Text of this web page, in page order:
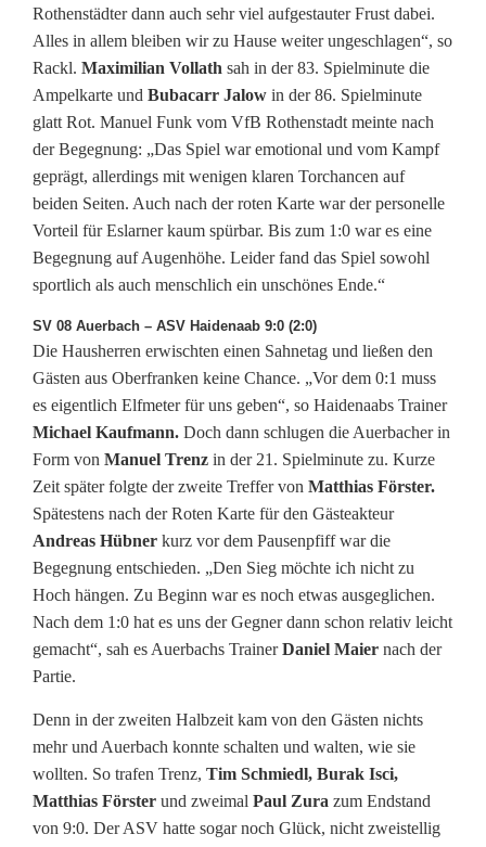
r
v
o
r
g
r
o
ß
e
r
K
u
l
i
s
s
e
e
n
d
Rothenstädter dann auch sehr viel aufgestauter Frust dabei.
Alles in allem bleiben wir zu Hause weiter ungeschlagen“, so
Rackl. Maximilian Vollath sah in der 83. Spielminute die
Ampelkarte und Bubacarr Jalow in der 86. Spielminute
glatt Rot. Manuel Funk vom VfB Rothenstadt meinte nach
der Begegnung: „Das Spiel war emotional und vom Kampf
geprägt, allerdings mit wenigen klaren Torchancen auf
beiden Seiten. Auch nach der roten Karte war der personelle
Vorteil für Eslarner kaum spürbar. Bis zum 1:0 war es eine
Begegnung auf Augenhöhe. Leider fand das Spiel sowohl
sportlich als auch menschlich ein unschönes Ende.“
SV 08 Auerbach – ASV Haidenaab 9:0 (2:0)
Die Hausherren erwischten einen Sahnetag und ließen den
Gästen aus Oberfranken keine Chance. „Vor dem 0:1 muss
es eigentlich Elfmeter für uns geben“, so Haidenaabs Trainer
Michael Kaufmann. Doch dann schlugen die Auerbacher in
Form von Manuel Trenz in der 21. Spielminute zu. Kurze
Zeit später folgte der zweite Treffer von Matthias Förster.
Spätestens nach der Roten Karte für den Gästeakteur
Andreas Hübner kurz vor dem Pausenpfiff war die
Begegnung entschieden. „Den Sieg möchte ich nicht zu
Hoch hängen. Zu Beginn war es noch etwas ausgeglichen.
Nach dem 1:0 hat es uns der Gegner dann schon relativ leicht
gemacht“, sah es Auerbachs TrainerDaniel Maier nach der
Partie.
Denn in der zweiten Halbzeit kam von den Gästen nichts
mehr und Auerbach konnte schalten und walten, wie sie
wollten. So trafen Trenz, Tim Schmiedl, Burak Isci,
Matthias Förster und zweimal Paul Zura zum Endstand
von 9:0. Der ASV hatte sogar noch Glück, nicht zweistellig